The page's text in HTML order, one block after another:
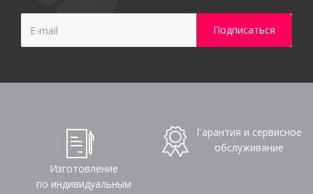
Изготовление
по индивидуальным
Гарантия и сервисное
обслуживание